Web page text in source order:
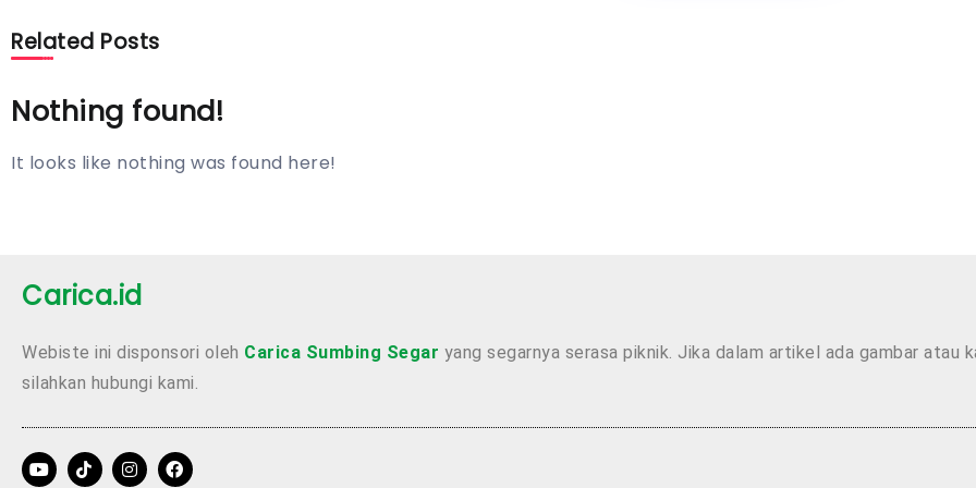
Related Posts
Nothing found!
It looks like nothing was found here!
Carica.id
Webiste ini disponsori oleh Carica Sumbing Segar yang segarnya serasa piknik. Jika dalam artikel ada gambar atau
silahkan hubungi kami.